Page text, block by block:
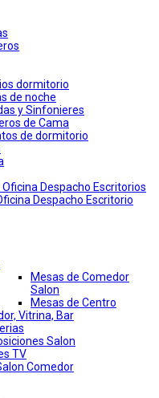
dormitorio
de noche
y Sinfonieres
de Cama
de dormitorio
Oficina Despacho Escritorios
Despacho Escritorio
Mesas de Comedor
Salon
Mesas de Centro
Vitrina, Bar
Salon
TV
Comedor